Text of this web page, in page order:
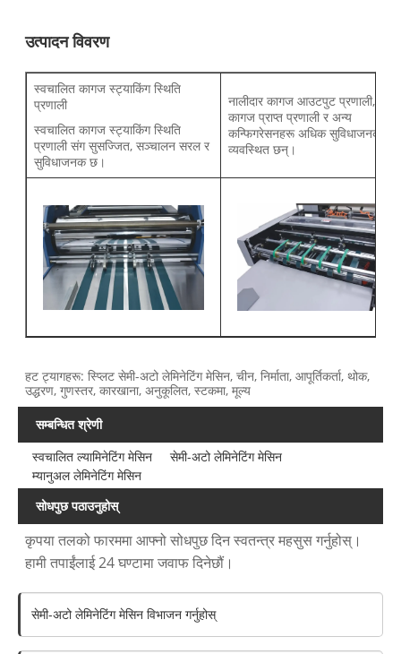
उत्पादन विवरण
स्वचालित कागज स्ट्याकिंग स्थिति
प्रणाली
स्वचालित कागज स्ट्याकिंग स्थिति
प्रणाली संग सुसज्जित, सञ्चालन सरल र
सुविधाजनक छ।
नालीदार कागज आउटपुट प्रणाली,
कागज प्राप्त प्रणाली र अन्य
कन्फिगरेसनहरू अधिक सुविधाजनक र
व्यवस्थित छन्।
हट ट्यागहरू: स्प्लिट सेमी-अटो लेमिनेटिंग मेसिन, चीन, निर्माता, आपूर्तिकर्ता, थोक,
उद्धरण, गुणस्तर, कारखाना, अनुकूलित, स्टकमा, मूल्य
सम्बन्धित श्रेणी
स्वचालित ल्यामिनेटिंग मेसिन
सेमी-अटो लेमिनेटिंग मेसिन
म्यानुअल लेमिनेटिंग मेसिन
सोधपुछ पठाउनुहोस्
कृपया तलको फारममा आफ्नो सोधपुछ दिन स्वतन्त्र महसुस गर्नुहोस्।
हामी तपाईंलाई 24 घण्टामा जवाफ दिनेछौं।